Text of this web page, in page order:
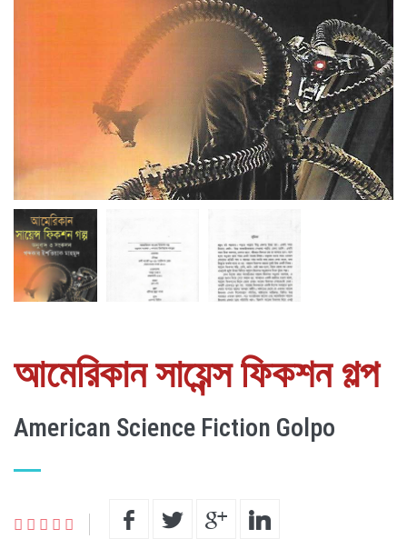
আমেরিকান সায়েন্স ফিকশন গল্প
American Science Fiction Golpo